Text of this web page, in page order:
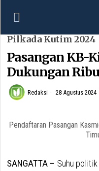
Pilkada Kutim 2024
Pasangan KB-
Dukungan
Redaksi 28 Agustus 2024
Pendaftaran Pasangan
SANGATTA – Suhu